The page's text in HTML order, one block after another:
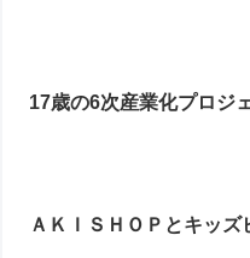
17歳の6次産業化プロジ
ＡＫＩＳＨＯＰとキッ